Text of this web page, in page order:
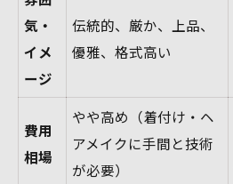
気・
イメ
ージ
伝統的、厳か、上品、
優雅、格式高い
費用
相場
やや高め（着付け・ヘ
アメイクに手間と技術
が必要）